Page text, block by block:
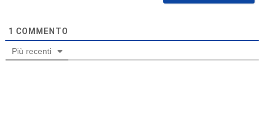
1 COMMENTO
Più recenti